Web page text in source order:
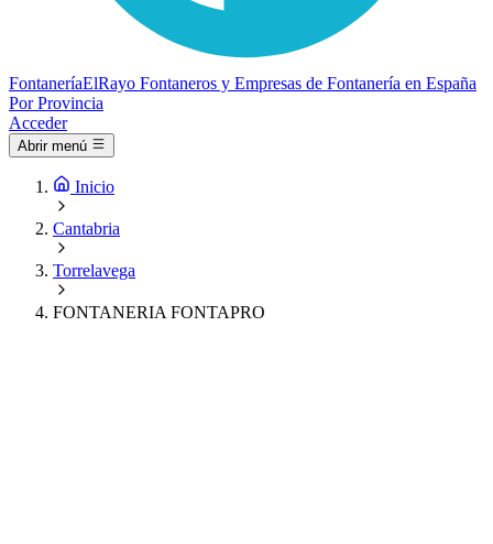
FontaneríaElRayo Fontaneros y Empresas de Fontanería en España
Por Provincia
Acceder
Abrir menú
Inicio
Cantabria
Torrelavega
FONTANERIA FONTAPRO